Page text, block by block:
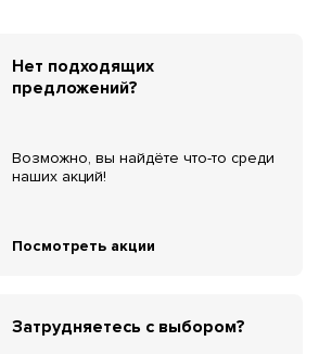
Нет подходящих
предложений?
Возможно, вы найдёте что-то среди
наших акций!
Посмотреть акции
Затрудняетесь с выбором?